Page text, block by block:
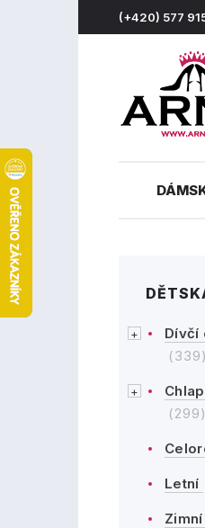
(+420) 577
Dívčí
(339)
(299)
Letní
Zimní